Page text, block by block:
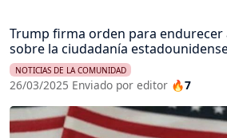
Trump firma orden para
sobre la ciudadanía
NOTICIAS DE LA COMUNIDAD
26/03/2025 Enviado por editor 🔥7
Imagen